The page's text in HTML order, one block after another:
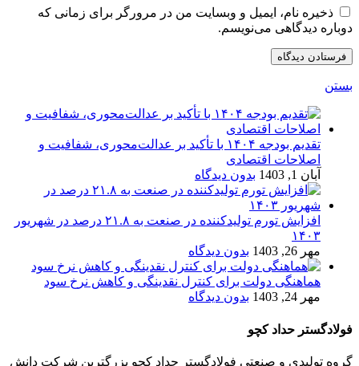
ذخیره نام، ایمیل و وبسایت من در مرورگر برای زمانی که
دوباره دیدگاهی می‌نویسم.
بستن
تقدیم بودجه ۱۴۰۴ با تأکید بر عدالت‌محوری، شفافیت و
اصلاحات اقتصادی
آبان 1, 1403
بدون دیدگاه
افزایش تورم تولیدکننده در صنعت به ۲۱.۸ درصد در شهریور
۱۴۰۳
مهر 26, 1403
بدون دیدگاه
هماهنگی دولت برای کنترل نقدینگی و کاهش نرخ سود
مهر 24, 1403
بدون دیدگاه
فولادگستر حداد کچو
گروه تولیدی و صنعتی فولادگستر حداد کچو بزرگترین شرکت دانش